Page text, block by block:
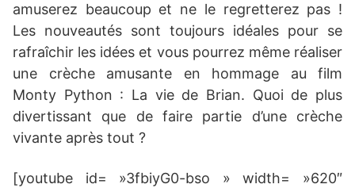
amuserez beaucoup et ne le regretterez pas !
Les nouveautés sont toujours idéales pour se
rafraîchir les idées et vous pourrez même réaliser
une crèche amusante en hommage au film
Monty Python : La vie de Brian. Quoi de plus
divertissant que de faire partie d’une crèche
vivante après tout ?
[youtube id= »3fbiyG0-bso » width= »620″